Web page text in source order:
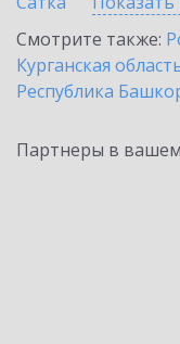
Смотрите также:
Курганская
Республика
Партнеры в